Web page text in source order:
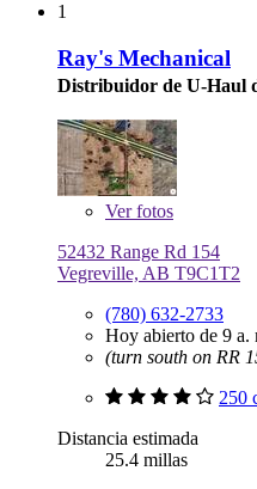
1
Ray's Mechanical
Distribuidor de U-Haul
Verfotos
52432 Range Rd 154
Vegreville, AB T9C1T2
(780) 632-2733
Hoy abierto de 9 a.
(turn south on RR
250
Distancia estimada
25.4 millas